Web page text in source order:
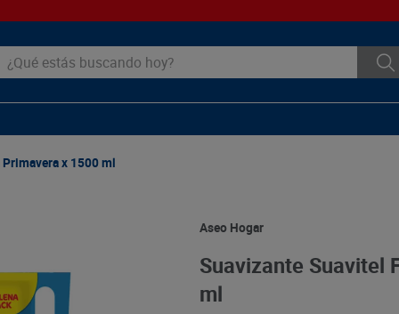
estás buscando hoy?
x 1500 ml
Aseo Hogar
Suavizante Suavitel
ml